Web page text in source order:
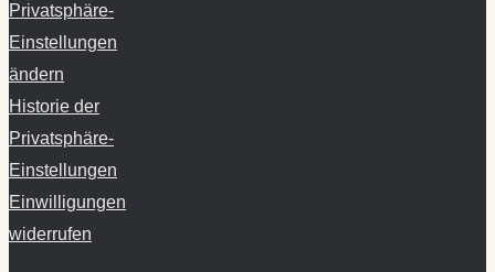
Privatsphäre-
Einstellungen
ändern
Historie der
Privatsphäre-
Einstellungen
Einwilligungen
widerrufen